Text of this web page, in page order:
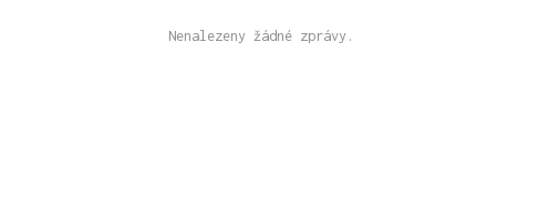
Nenalezeny žádné zprávy.